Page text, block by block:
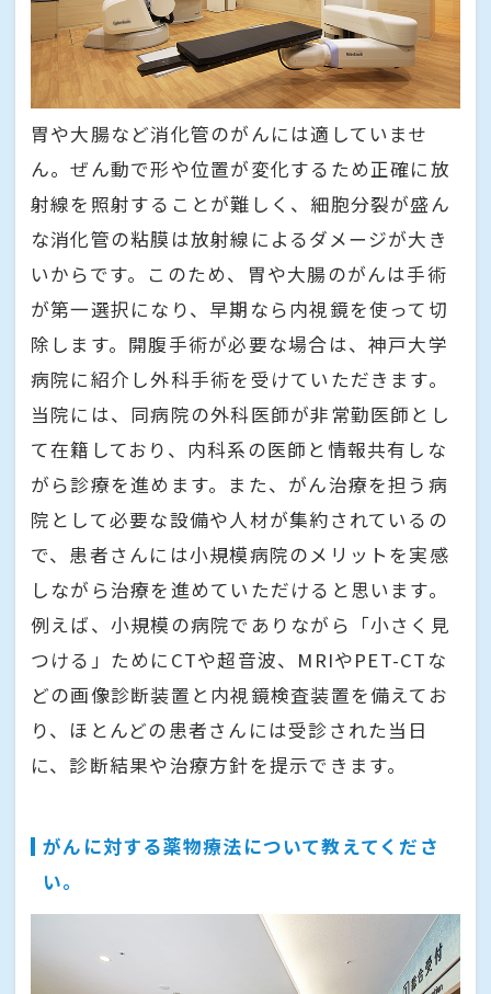
胃や大腸など消化管のがんには適していませ
ん。ぜん動で形や位置が変化するため正確に放
射線を照射することが難しく、細胞分裂が盛ん
な消化管の粘膜は放射線によるダメージが大き
いからです。このため、胃や大腸のがんは手術
が第一選択になり、早期なら内視鏡を使って切
除します。開腹手術が必要な場合は、神戸大学
病院に紹介し外科手術を受けていただきます。
当院には、同病院の外科医師が非常勤医師とし
て在籍しており、内科系の医師と情報共有しな
がら診療を進めます。また、がん治療を担う病
院として必要な設備や人材が集約されているの
で、患者さんには小規模病院のメリットを実感
しながら治療を進めていただけると思います。
例えば、小規模の病院でありながら「小さく見
つける」ためにCTや超音波、MRIやPET-CTな
どの画像診断装置と内視鏡検査装置を備えてお
り、ほとんどの患者さんには受診された当日
に、診断結果や治療方針を提示できます。
がんに対する薬物療法について教えてくださ
い。